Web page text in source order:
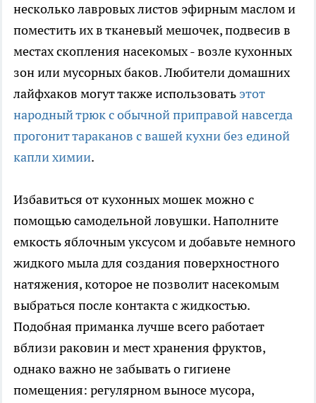
несколько лавровых листов эфирным маслом и
поместить их в тканевый мешочек, подвесив в
местах скопления насекомых - возле кухонных
зон или мусорных баков. Любители домашних
лайфхаков могут также использовать этот
народный трюк с обычной приправой навсегда
прогонит тараканов с вашей кухни без единой
капли химии.
Избавиться от кухонных мошек можно с
помощью самодельной ловушки. Наполните
емкость яблочным уксусом и добавьте немного
жидкого мыла для создания поверхностного
натяжения, которое не позволит насекомым
выбраться после контакта с жидкостью.
Подобная приманка лучше всего работает
вблизи раковин и мест хранения фруктов,
однако важно не забывать о гигиене
помещения: регулярном выносе мусора,